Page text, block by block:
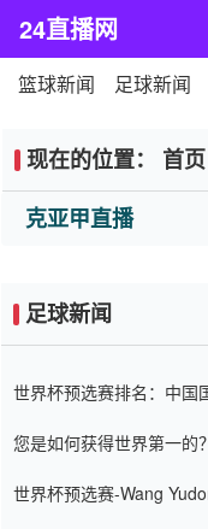
24直播网
篮球新闻 足球新闻
现在的位置： 首页
克亚甲直播
足球新闻
世界杯预选赛排名：中国
您是如何获得世界第一的
世界杯预选赛-Wang